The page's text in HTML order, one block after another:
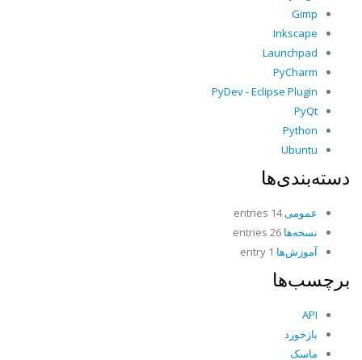
Gimp
Inkscape
Launchpad
PyCharm
PyDev - Eclipse Plugin
PyQt
Python
Ubuntu
دسته‌بندی‌ها
عمومی14 entries
نسخه‌ها
آموزش‌ها
برچسب‌ها
API
بازخورد
ماسک